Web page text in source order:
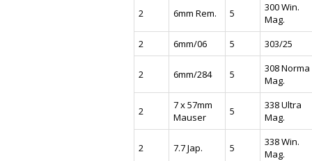
2 6mm Rem. 5
300 Win.
Mag.
2
6mm/06 5 303/25
2 6mm/284 5
308 Norma
Mag.
2
7 x 57mm
Mauser
5
338 Ultra
Mag.
2 7.7 Jap. 5
338 Win.
Mag.